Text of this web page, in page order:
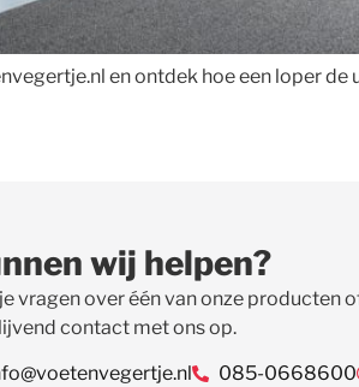
en ontdek hoe een loper
wij helpen?
vragen over één van onze producten
contact met ons op.
085-0668600